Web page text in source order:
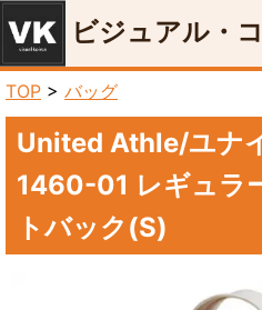
ビジュアル・
TOP > バッグ
United Athle/ユナ
1460-01 レギュラ
トバック(S)